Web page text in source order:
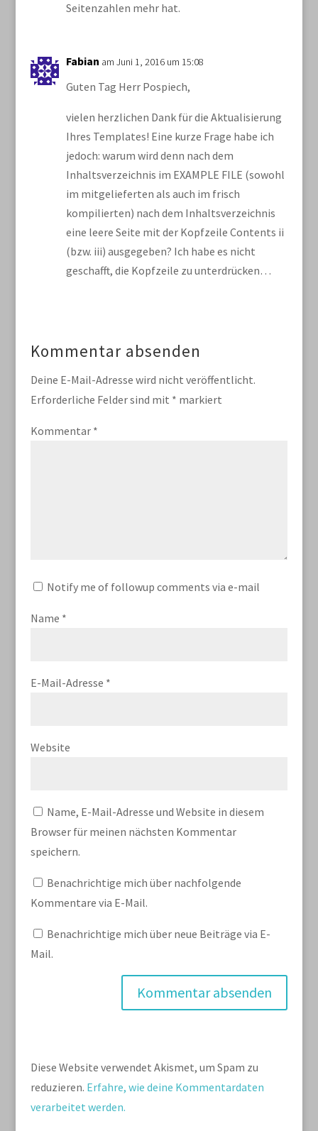
Seitenzahlen mehr hat.
Fabian am Juni 1, 2016 um 15:08
Guten Tag Herr Pospiech,
vielen herzlichen Dank für die Aktualisierung
Ihres Templates! Eine kurze Frage habe ich
jedoch: warum wird denn nach dem
Inhaltsverzeichnis im EXAMPLE FILE (sowohl
im mitgelieferten als auch im frisch
kompilierten) nach dem Inhaltsverzeichnis
eine leere Seite mit der Kopfzeile Contents ii
(bzw. iii) ausgegeben? Ich habe es nicht
geschafft, die Kopfzeile zu unterdrücken…
Kommentar absenden
Deine E-Mail-Adresse wird nicht veröffentlicht.
Erforderliche Felder sind mit * markiert
Kommentar *
Notify me of followup comments via e-mail
Name *
E-Mail-Adresse *
Website
Name, E-Mail-Adresse und Website in diesem
Browser für meinen nächsten Kommentar
speichern.
Benachrichtige mich über nachfolgende
Kommentare via E-Mail.
Benachrichtige mich über neue Beiträge via E-
Mail.
Diese Website verwendet Akismet, um Spam zu
reduzieren. Erfahre, wie deine Kommentardaten
verarbeitet werden.